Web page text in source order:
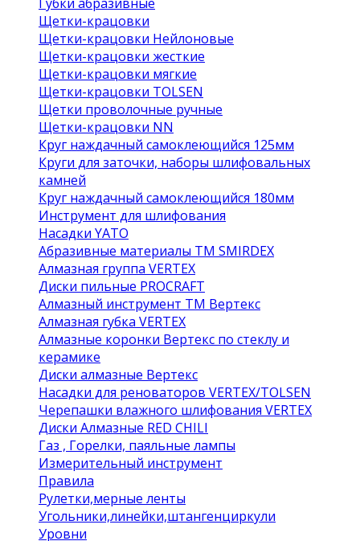
Щетки-крацовки
Щетки-крацовки Нейлоновые
Щетки-крацовки жесткие
Щетки-крацовки мягкие
Щетки-крацовки TOLSEN
Щетки проволочные ручные
Щетки-крацовки NN
Круг наждачный самоклеющийся 125мм
Круги для заточки, наборы шлифовальных
камней
Круг наждачный самоклеющийся 180мм
Инструмент для шлифования
Насадки YATO
Абразивные материалы ТМ SMIRDEX
Алмазная группа VERTEX
Диски пильные PROCRAFT
Алмазный инструмент ТМ Вертекс
Алмазная губка VERTEX
Алмазные коронки Вертекс по стеклу и
керамике
Диски алмазные Вертекс
Насадки для реноваторов VERTEX/TOLSEN
Черепашки влажного шлифования VERTEX
Диски Алмазные RED CHILI
Газ , Горелки, паяльные лампы
Измерительный инструмент
Правила
Рулетки,мерные ленты
Угольники,линейки,штангенциркули
Уровни